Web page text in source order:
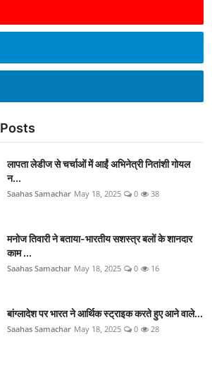
लापता लेडीज से चर्चाओं में आईं अभिनेत्री नितांशी गोयल
न...
Saahas Samachar May 18, 2025 0 38
मनोज तिवारी ने बताया-भारतीय सशस्त्र बलों के शानदार
काम ...
Saahas Samachar May 18, 2025 0 16
बांग्लादेश पर भारत ने आर्थिक स्ट्राइक करते हुए आने वाले...
Saahas Samachar May 18, 2025 0 28